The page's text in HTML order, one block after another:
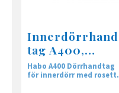
Innerdörrhand
tag A400,
Nickel
Habo A400 Dörrhandtag
för innerdörr med rosett.